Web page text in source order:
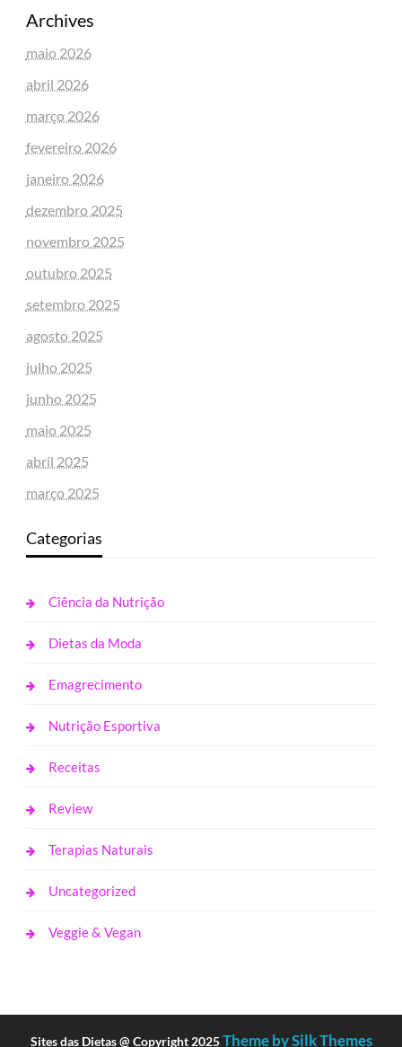
Archives
maio 2026
abril 2026
março 2026
fevereiro 2026
janeiro 2026
dezembro 2025
novembro 2025
outubro 2025
setembro 2025
agosto 2025
julho 2025
junho 2025
maio 2025
abril 2025
março 2025
Categorias
Ciência da Nutrição
Dietas da Moda
Emagrecimento
Nutrição Esportiva
Receitas
Review
Terapias Naturais
Uncategorized
Veggie & Vegan
Sites das Dietas @ Copyright 2025Theme by Silk Themes